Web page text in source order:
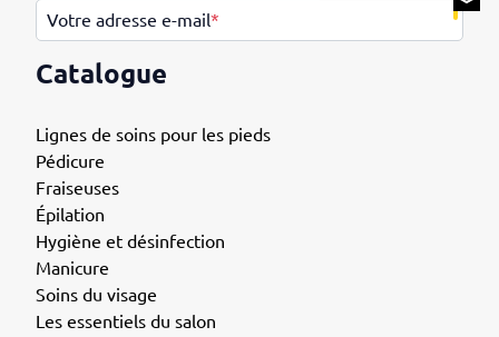
Catalogue
Lignes de soins pour les pieds
Pédicure
Fraiseuses
Épilation
Hygiène et désinfection
Manicure
Soins du visage
Les essentiels du salon
Votre adresse e-mail*